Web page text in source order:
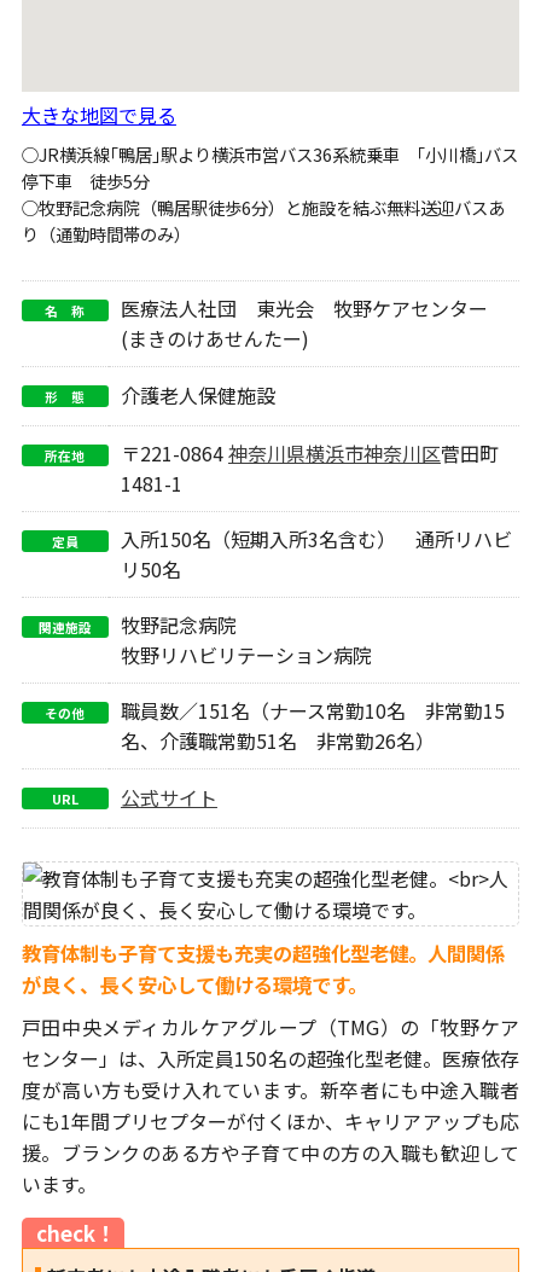
大きな地図で見る
○JR横浜線｢鴨居｣駅より横浜市営バス36系統乗車 ｢小川橋｣バス
停下車 徒歩5分
○牧野記念病院（鴨居駅徒歩6分）と施設を結ぶ無料送迎バスあ
り（通勤時間帯のみ）
名 称
医療法人社団 東光会 牧野ケアセンター
(まきのけあせんたー)
形 態 介護老人保健施設
所在地 〒221-0864神奈川県横浜市神奈川区菅田町
1481-1
定員
入所150名（短期入所3名含む） 通所リハビ
リ50名
関連施設
牧野記念病院
牧野リハビリテーション病院
その他
職員数／151名（ナース常勤10名 非常勤15
名、介護職常勤51名 非常勤26名）
URL 公式サイト
教育体制も子育て支援も充実の超強化型老健。 人間関係
が良く、長く安心して働ける環境です。
戸田中央メディカルケアグループ（TMG）の「牧野ケア
センター」は、入所定員150名の超強化型老健。医療依存
度が高い方も受け入れています。新卒者にも中途入職者
にも1年間プリセプターが付くほか、キャリアアップも応
援。ブランクのある方や子育て中の方の入職も歓迎して
います。
check！